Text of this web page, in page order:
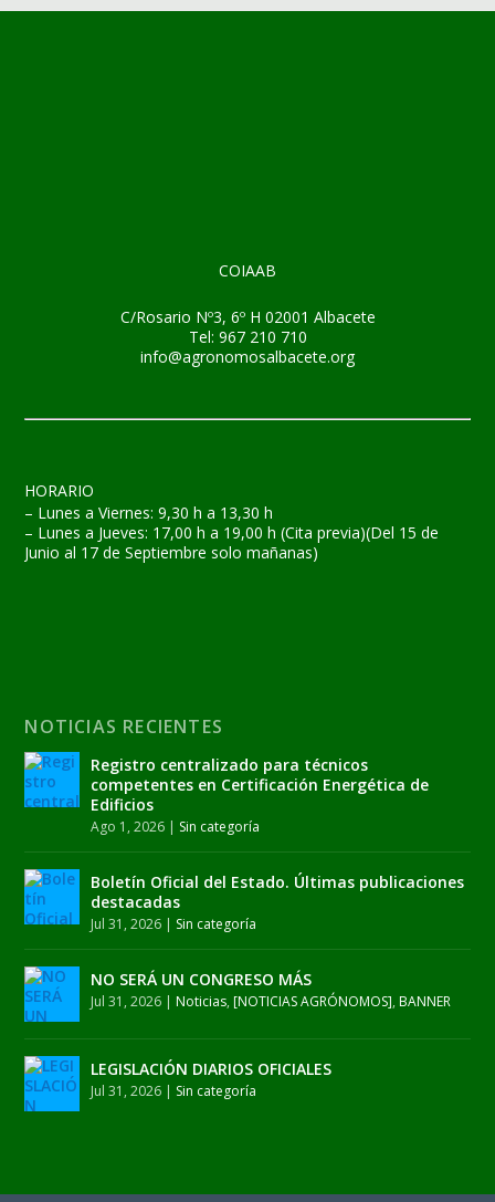
COIAAB
C/Rosario Nº3, 6º H 02001 Albacete
Tel: 967 210 710
info@agronomosalbacete.org
HORARIO
– Lunes a Viernes: 9,30 h a 13,30 h
– Lunes a Jueves: 17,00 h a 19,00 h (Cita previa)(Del 15 de
Junio al 17 de Septiembre solo mañanas)
NOTICIAS RECIENTES
Registro centralizado para técnicos
competentes en Certificación Energética de
Edificios
Ago 1, 2026 | Sin categoría
Boletín Oficial del Estado. Últimas publicaciones
destacadas
Jul 31, 2026 | Sin categoría
NO SERÁ UN CONGRESO MÁS
Jul 31, 2026 |Noticias,[NOTICIAS AGRÓNOMOS],BANNER
LEGISLACIÓN DIARIOS OFICIALES
Jul 31, 2026 | Sin categoría